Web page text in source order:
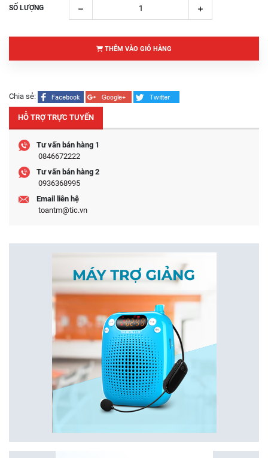
SỐ LƯỢNG
THÊM VÀO GIỎ HÀNG
Chia sẻ:
HỖ TRỢ TRỰC TUYẾN
Tư vấn bán hàng 1
0846672222
Tư vấn bán hàng 2
0936368995
Email liên hệ
toantm@tic.vn